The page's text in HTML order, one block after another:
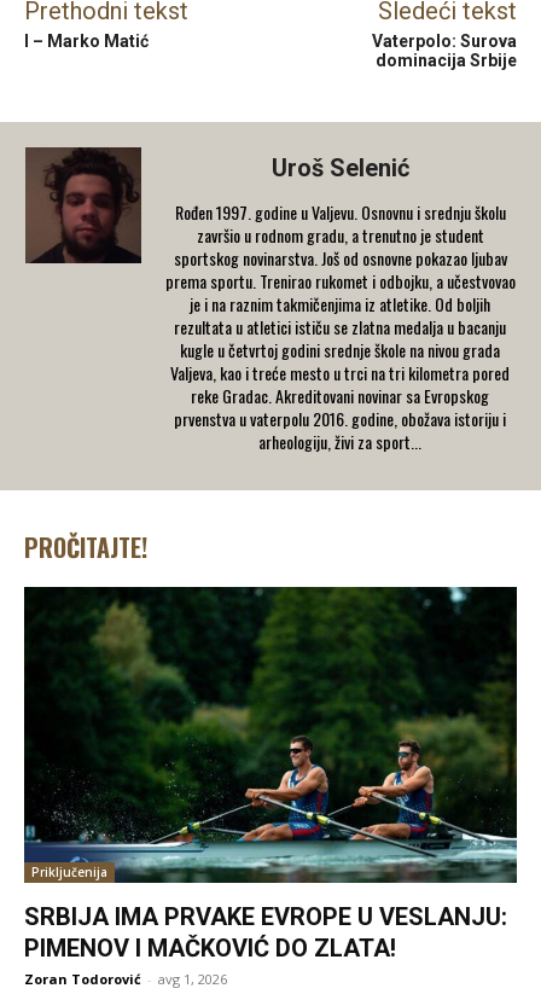
Prethodni tekst
I – Marko Matić
Sledeći tekst
Vaterpolo: Surova
dominacija Srbije
Uroš Selenić
Rođen 1997. godine u Valjevu. Osnovnu i srednju školu
završio u rodnom gradu, a trenutno je student
sportskog novinarstva. Još od osnovne pokazao ljubav
prema sportu. Trenirao rukomet i odbojku, a učestvovao
je i na raznim takmičenjima iz atletike. Od boljih
rezultata u atletici ističu se zlatna medalja u bacanju
kugle u četvrtoj godini srednje škole na nivou grada
Valjeva, kao i treće mesto u trci na tri kilometra pored
reke Gradac. Akreditovani novinar sa Evropskog
prvenstva u vaterpolu 2016. godine, obožava istoriju i
arheologiju, živi za sport...
PROČITAJTE!
Priključenija
SRBIJA IMA PRVAKE EVROPE U VESLANJU:
PIMENOV I MAČKOVIĆ DO ZLATA!
Zoran Todorović - avg 1, 2026